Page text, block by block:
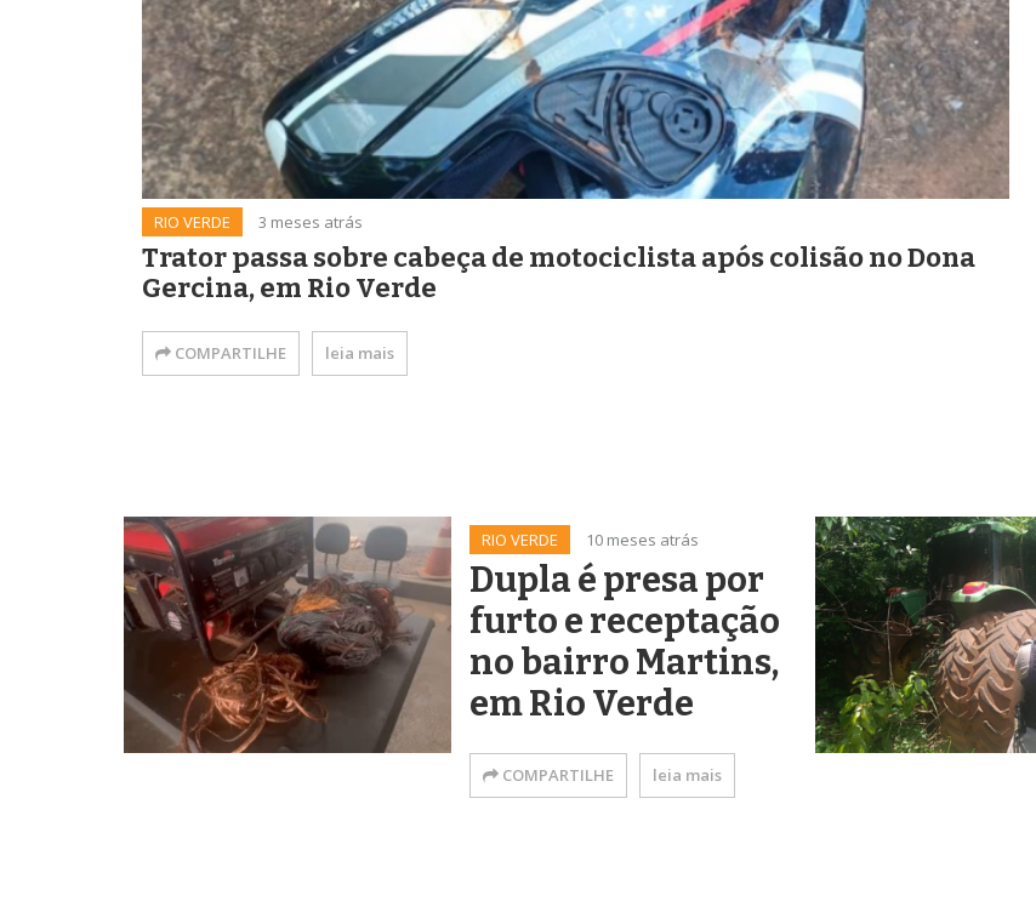
RIO VERDE 3 meses atrás
Trator passa sobre cabeça de motociclista após colisão no Dona
Gercina, em Rio Verde
COMPARTILHE leia mais
RIO VERDE 10 meses atrás
Dupla é presa por
furto e receptação
no bairro Martins,
em Rio Verde
COMPARTILHE leia mais